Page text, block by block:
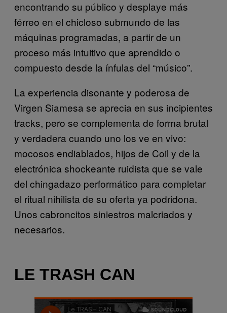
encontrando su público y desplaye más
férreo en el chicloso submundo de las
máquinas programadas, a partir de un
proceso más intuitivo que aprendido o
compuesto desde la ínfulas del “músico”.
La experiencia disonante y poderosa de
Virgen Siamesa se aprecia en sus incipientes
tracks, pero se complementa de forma brutal
y verdadera cuando uno los ve en vivo:
mocosos endiablados, hijos de Coil y de la
electrónica shockeante ruidista que se vale
del chingadazo performático para completar
el ritual nihilista de su oferta ya podridona.
Unos cabroncitos siniestros malcriados y
necesarios.
LE TRASH CAN